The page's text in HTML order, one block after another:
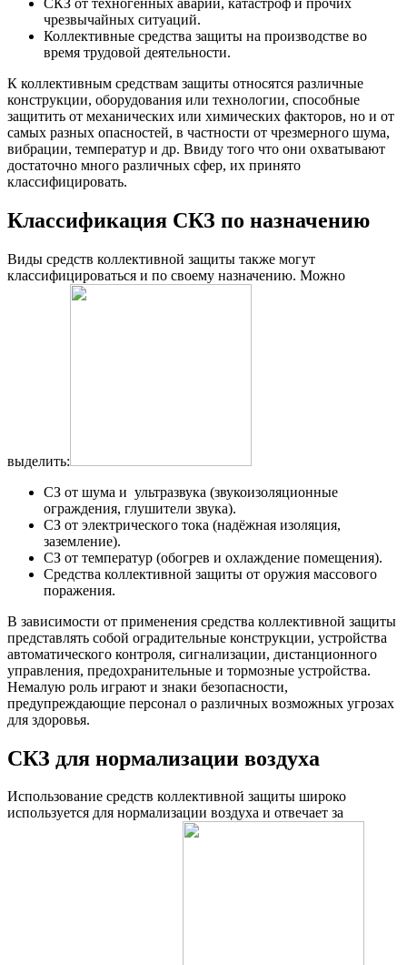
чрезвычайных ситуаций.
Коллективные средства защиты на производстве во
время трудовой деятельности.
К коллективным средствам защиты относятся различные
конструкции, оборудования или технологии, способные
защитить от механических или химических факторов, но и от
самых разных опасностей, в частности от чрезмерного шума,
вибрации, температур и др. Ввиду того что они охватывают
достаточно много различных сфер, их принято
классифицировать.
Классификация СКЗ по назначению
Виды средств коллективной защиты также могут
классифицироваться и по своему назначению. Можно
выделить:
СЗ от шума и ультразвука (звукоизоляционные
ограждения, глушители звука).
СЗ от электрического тока (надёжная изоляция,
заземление).
СЗ от температур (обогрев и охлаждение помещения).
Средства коллективной защиты от оружия массового
поражения.
В зависимости от применения средства коллективной защиты
представлять собой оградительные конструкции, устройства
автоматического контроля, сигнализации, дистанционного
управления, предохранительные и тормозные устройства.
Немалую роль играют и знаки безопасности,
предупреждающие персонал о различных возможных угрозах
для здоровья.
СКЗ для нормализации воздуха
Использование средств коллективной защиты широко
используется для нормализации воздуха и отвечает за